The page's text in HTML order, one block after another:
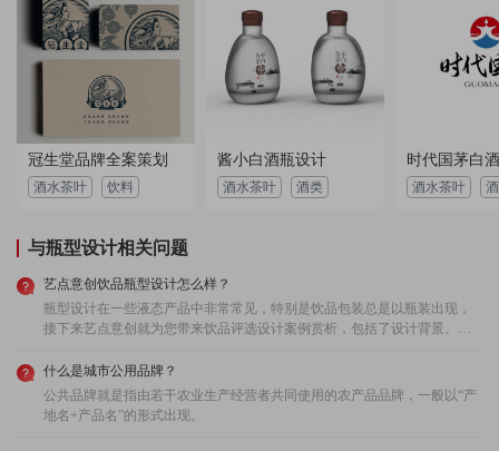
2022-12-14 00:43:26 所在地：广东
用户 158****4266：
整体水平很高，设计师很有想法，设计风格合我心
意，交付准时，信守承诺，很良心！
用户 151****2916：
设计团队很专业，设计有创意，沟通顺畅，态度严谨
认真，服务很周到，完全不用操心！
师很合理，设计非常漂亮，价格很实惠！
2023-03-09 05:58:08 所在地：广东
冠生堂品牌全案策划
酒水茶叶 饮料
酱小白酒瓶设计
酒水茶叶 酒类
时代国茅白
酒水茶叶
与瓶型设计相关问题
艺点意创饮品瓶型设计怎么样？
瓶型设计在一些液态产品中非常常见，特别是饮品包装总是以瓶装出现，
接下来艺点意创就为您带来饮品评选设计案例赏析，包括了设计背景、设
包装设计项目背景：青岛盛久源酒庄有限公司为饮品生产及销售公司，针
对儿童打造一款饮品。以葡萄为核心元素，突出产品主题，插画卡通的形
式，体现了针对儿童的定位，迎合了手中喜好，明确的区分了大众化产
什么是城市公用品牌？
公共品牌就是指由若干农业生产经营者共同使用的农产品品牌，一般以“产
地名+产品名”的形式出现。